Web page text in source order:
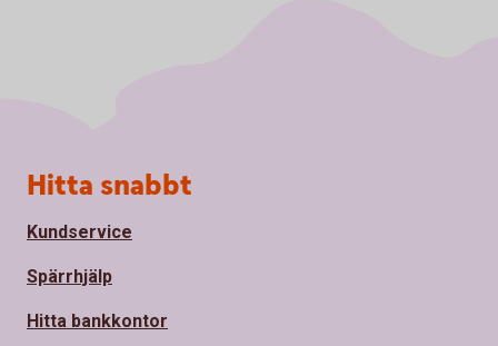
Sidfot
Hitta snabbt
Kundservice
Spärrhjälp
Hitta bankkontor